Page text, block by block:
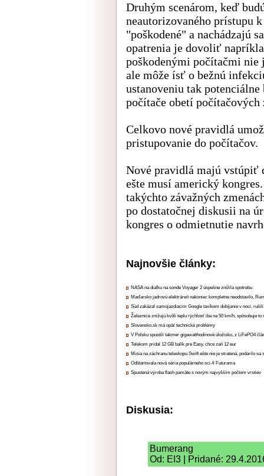
Druhým scenárom, keď
neautorizovaného prístupu
"poškodené" a nachádzajú
opatrenia je dovoliť
poškodenými počítačmi nie
ale môže ísť o bežnú
ustanoveniu tak
počítače obetí počítačových
Celkovo nové pravidlá
pristupovanie do počítačov.
Nové pravidlá majú vstúpiť
ešte musí americký
takýchto závažných
po dostatočnej diskusii na
kongres o odmietnutie
Najnovšie články:
NASA na diaľku na sonde Voyager 2 úspešne znížila spotrebu
Maďarsko jadrovú elektráreň nakoniec kompletne neodstavilo,
Súd zakázal samojazdiacim Google taxíkom dobíjanie v noci,
Železnice znižujú kvôli teplu rýchlosť iba na 50 km/h, spôsobuje to
Slovensko.sk má opäť technické problémy
V Poľsku spustili takmer gigawatthodinové úložisko, z LiFePO4
Telekom pridal 12 GB balík pre Easy, chce zaň 12 eur
Misia na záchranu teleskopu Swift ešte nie je stratená, podarilo sa
Odštartovala nová séria populárneho sci-fi Futurama
Spustená výroba flash pamäte s novým najvyšším počtom vrstiev
Diskusia:
Bumerang
Od: EI3 | Pridané: